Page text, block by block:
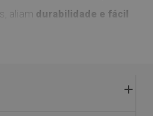
aliam durabilidade e fácil